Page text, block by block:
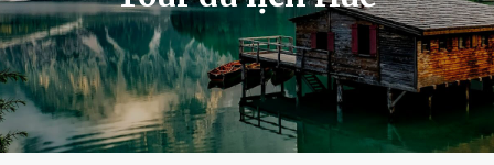
Di
Sản
Miền
Trung
-
Miền